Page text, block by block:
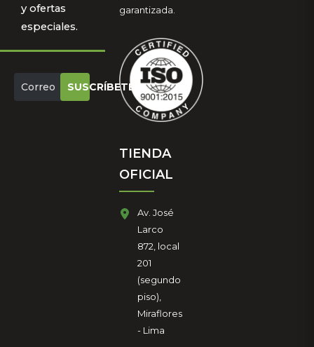
y ofertas
especiales.
SUSCRÍBETE
garantizada.
TIENDA
OFICIAL
Av. José
Larco
872, local
201
(segundo
piso),
Miraflores
- Lima